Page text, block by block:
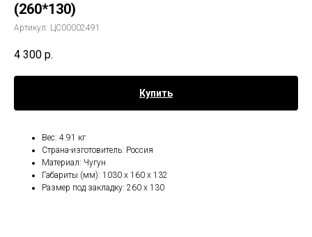
(260*130)
Артикул: ЦС00002491
4 300 р.
Купить
Вес: 4.91 кг
Страна-изготовитель: Россия
Материал: Чугун
Габариты (мм): 1030 x 160 x 132
Размер под закладку: 260 х 130